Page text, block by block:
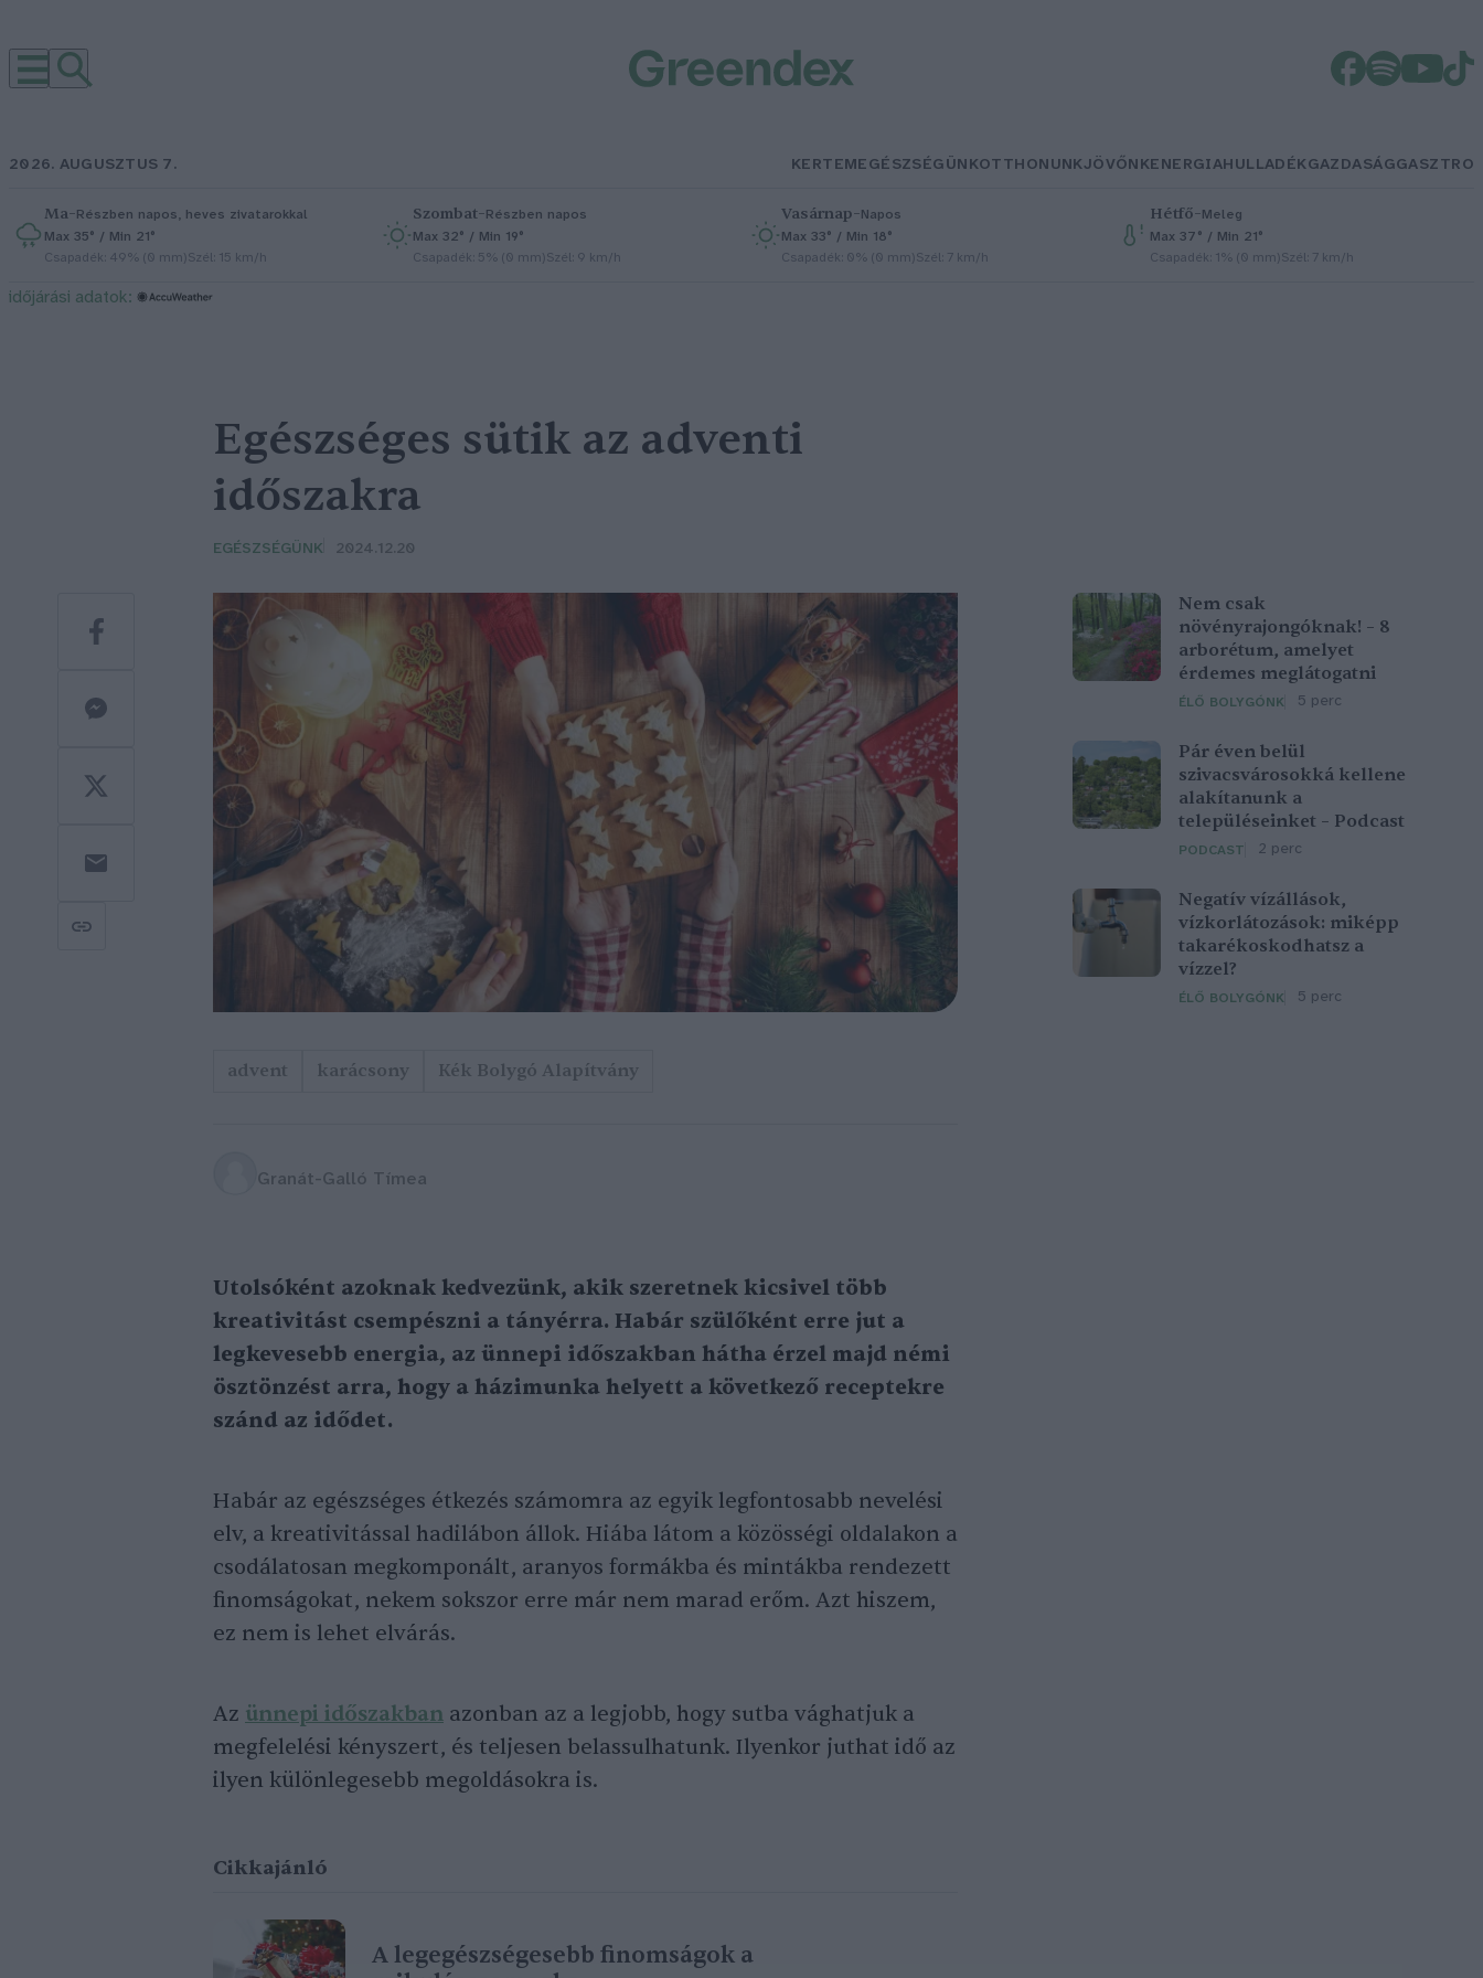
2026. AUGUSZTUS 7. KERTEMEGÉSZSÉGÜNKOTTHONUNKJÖVŐNKENERGIAHULLADÉKGAZDASÁGGASZTRO
Ma–Részben napos, heves zivatarokkal
Max 35° / Min 21°
Csapadék: 49% (0 mm)Szél: 15 km/h
Szombat–Részben napos
Max 32° / Min 19°
Csapadék: 5% (0 mm)Szél: 9 km/h
Vasárnap–Napos
Max 33° / Min 18°
Csapadék: 0% (0 mm)Szél: 7 km/h
Hétfő–Meleg
Max 37° / Min 21°
Csapadék: 1% (0 mm)Szél: 7 km/h
időjárási adatok:
Nem csak
növényrajongóknak! – 8
arborétum, amelyet
érdemes meglátogatni
ÉLŐ BOLYGÓNK 5 perc
Pár éven belül
szivacsvárosokká kellene
alakítanunk a
településeinket – Podcast
PODCAST 2 perc
Negatív vízállások,
vízkorlátozások: miképp
takarékoskodhatsz a
vízzel?
ÉLŐ BOLYGÓNK 5 perc
Egészséges sütik az adventi
időszakra
EGÉSZSÉGÜNK 2024.12.20
advent karácsony Kék Bolygó Alapítvány
Granát-Galló Tímea
Utolsóként azoknak kedvezünk, akik szeretnek kicsivel több
kreativitást csempészni a tányérra. Habár szülőként erre jut a
legkevesebb energia, az ünnepi időszakban hátha érzel majd némi
ösztönzést arra, hogy a házimunka helyett a következő receptekre
szánd az idődet.
Habár az egészséges étkezés számomra az egyik legfontosabb nevelési
elv, a kreativitással hadilábon állok. Hiába látom a közösségi oldalakon a
csodálatosan megkomponált, aranyos formákba és mintákba rendezett
finomságokat, nekem sokszor erre már nem marad erőm. Azt hiszem,
ez nem is lehet elvárás.
Az ünnepi időszakban azonban az a legjobb, hogy sutba vághatjuk a
megfelelési kényszert, és teljesen belassulhatunk. Ilyenkor juthat idő az
ilyen különlegesebb megoldásokra is.
Cikkajánló
A legegészségesebb finomságok a